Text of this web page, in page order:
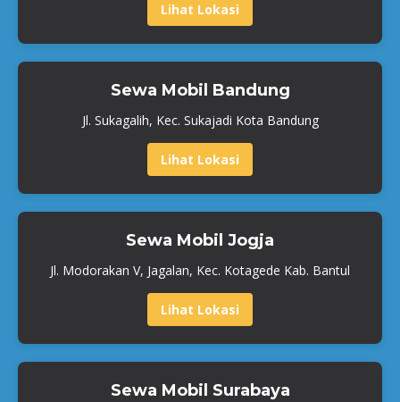
Lihat Lokasi
Sewa Mobil Bandung
Jl. Sukagalih, Kec. Sukajadi Kota Bandung
Lihat Lokasi
Sewa Mobil Jogja
Jl. Modorakan V, Jagalan, Kec. Kotagede Kab. Bantul
Lihat Lokasi
Sewa Mobil Surabaya